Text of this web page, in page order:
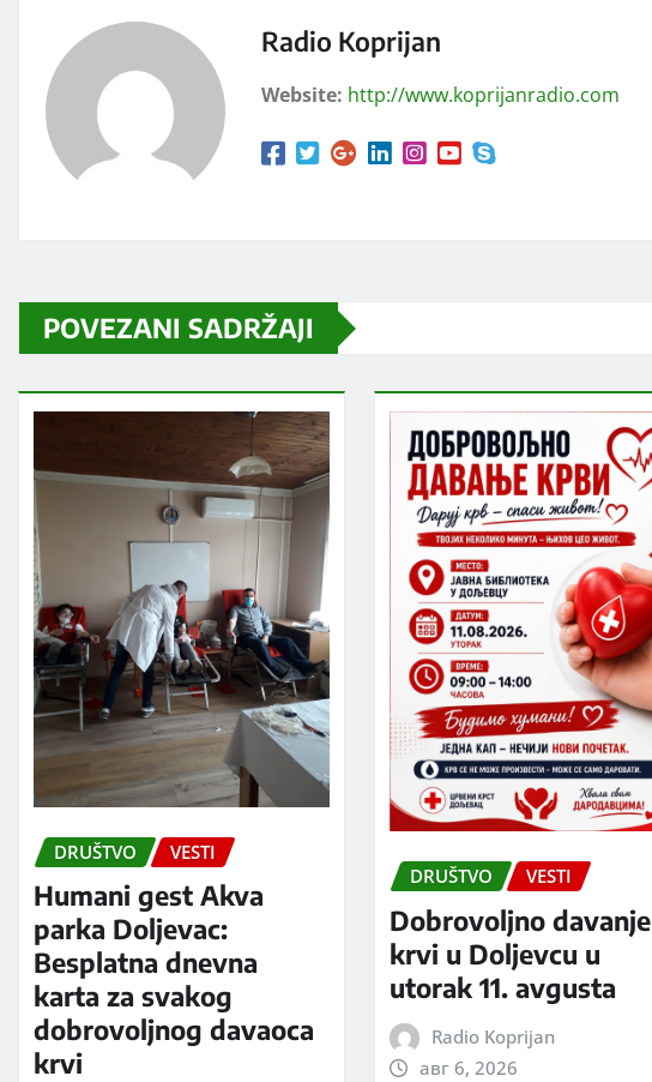
Radio Koprijan
Website: http://www.koprijanradio.com
POVEZANI SADRŽAJI
DRUŠTVO VESTI
Humani gest Akva
parka Doljevac:
Besplatna dnevna
karta za svakog
dobrovoljnog davaoca
krvi
DRUŠTVO VESTI
Dobrovoljno davanje
krvi u Doljevcu u
utorak 11. avgusta
Radio Koprijan
авг 6, 2026